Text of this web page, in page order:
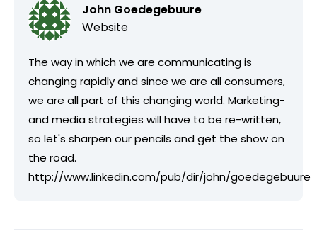
John Goedegebuure
Website
The way in which we are communicating is
changing rapidly and since we are all consumers,
we are all part of this changing world. Marketing-
and media strategies will have to be re-written,
so let's sharpen our pencils and get the show on
the road.
http://www.linkedin.com/pub/dir/john/goedegebuure